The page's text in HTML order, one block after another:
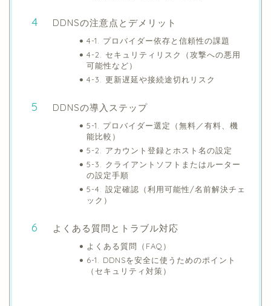
DDNSの注意点とデメリット
4-1. プロバイダー依存と信頼性の課題
4-2. セキュリティリスク（攻撃への悪用
可能性など）
4-3. 更新遅延や接続途切れリスク
DDNSの導入ステップ
5-1. プロバイダー選定（無料／有料、機
能比較）
5-2. アカウント登録とホスト名の設定
5-3. クライアントソフトまたはルーター
の設定手順
5-4. 設定確認（利用可能性/名前解決チェ
ック）
よくある質問とトラブル対応
よくある質問（FAQ）
6-1. DDNSを安全に使うためのポイント
（セキュリティ対策）